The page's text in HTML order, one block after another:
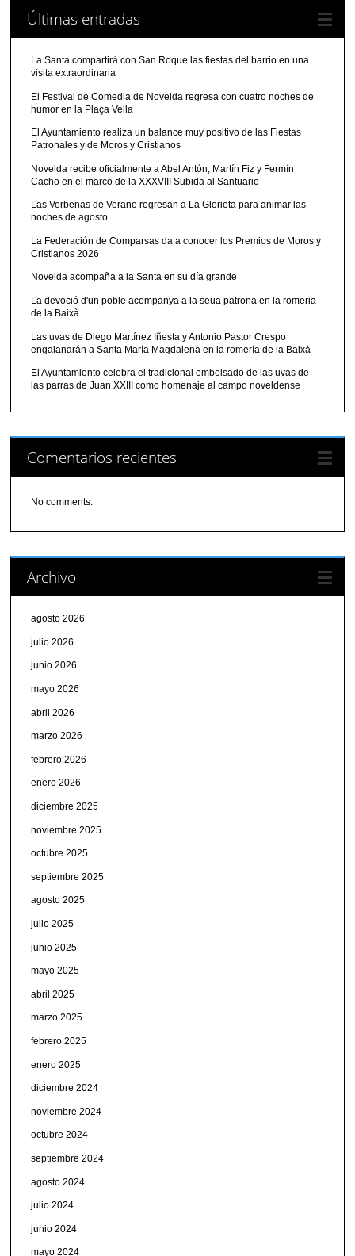
Últimas entradas
La Santa compartirá con San Roque las fiestas del barrio en una
visita extraordinaria
El Festival de Comedia de Novelda regresa con cuatro noches de
humor en la Plaça Vella
El Ayuntamiento realiza un balance muy positivo de las Fiestas
Patronales y de Moros y Cristianos
Novelda recibe oficialmente a Abel Antón, Martín Fiz y Fermín
Cacho en el marco de la XXXVIII Subida al Santuario
Las Verbenas de Verano regresan a La Glorieta para animar las
noches de agosto
La Federación de Comparsas da a conocer los Premios de Moros y
Cristianos 2026
Novelda acompaña a la Santa en su día grande
La devoció d'un poble acompanya a la seua patrona en la romeria
de la Baixà
Las uvas de Diego Martínez Iñesta y Antonio Pastor Crespo
engalanarán a Santa María Magdalena en la romería de la Baixà
El Ayuntamiento celebra el tradicional embolsado de las uvas de
las parras de Juan XXIII como homenaje al campo noveldense
Comentarios recientes
No comments.
Archivo
agosto 2026
julio 2026
junio 2026
mayo 2026
abril 2026
marzo 2026
febrero 2026
enero 2026
diciembre 2025
noviembre 2025
octubre 2025
septiembre 2025
agosto 2025
julio 2025
junio 2025
mayo 2025
abril 2025
marzo 2025
febrero 2025
enero 2025
diciembre 2024
noviembre 2024
octubre 2024
septiembre 2024
agosto 2024
julio 2024
junio 2024
mayo 2024